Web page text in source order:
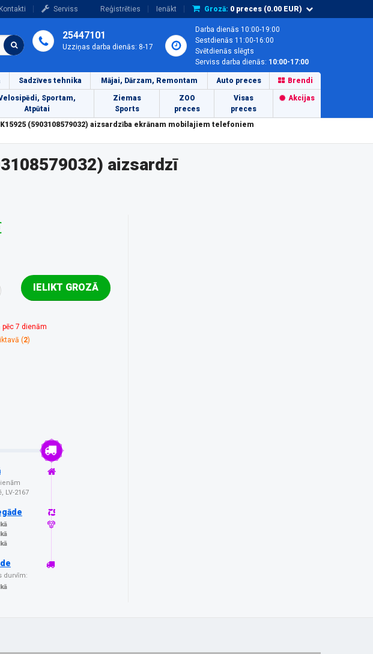
Kontakti Serviss Reģistrēties Ienākt Grozā: 0 preces (0.00 EUR)
25447101
Uzziņas darba dienās: 8-17
Darba dienās 10:00-19:00
Sestdienās 11:00-16:00
Svētdienās slēgts
Serviss darba dienās: 10:00-17:00
Sadzīves tehnika Mājai, Dārzam, Remontam Auto preces Brendi
Sportam,
Atpūtai
Ziemas
Sports
ZOO
preces
Visas
preces
Akcijas
(5903108579032) aizsardzība ekrānam mobilajiem telefoniem
aizsardzī
IELIKT GROZĀ
pēc 7 dienām
(2)
LV-2167
durvīm: